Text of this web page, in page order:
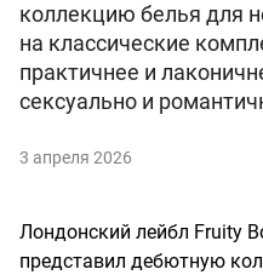
коллекцию белья для
на классические
практичнее и
сексуально и
3 апреля 2026
Лондонский лейбл Fruity
представил дебютную